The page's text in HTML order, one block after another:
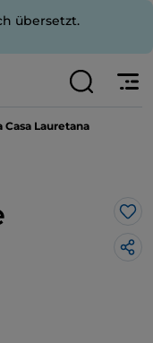
übersetzt.
Lauretana